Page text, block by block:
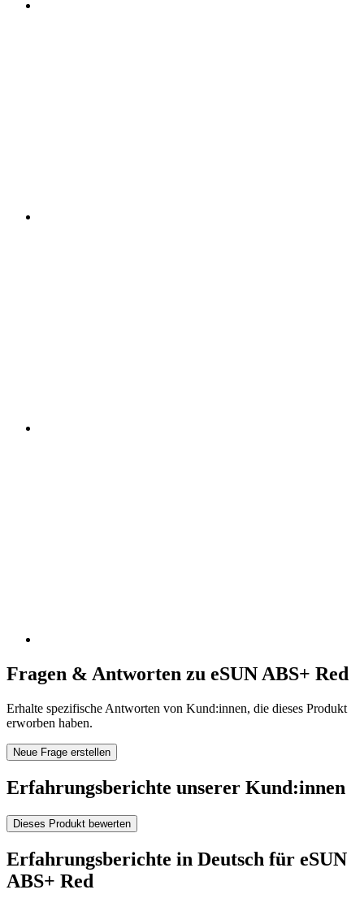
Fragen & Antworten zu eSUN ABS+ Red
Erhalte spezifische Antworten von Kund:innen, die dieses Produkt
erworben haben.
Neue Frage erstellen
Erfahrungsberichte unserer Kund:innen
Dieses Produkt bewerten
Erfahrungsberichte in Deutsch für eSUN
ABS+ Red